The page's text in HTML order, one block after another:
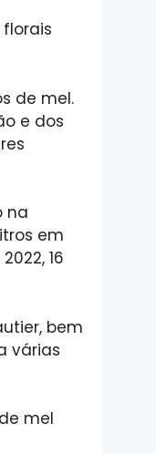
de mel.
e dos
na
em
16
bem
várias
mel